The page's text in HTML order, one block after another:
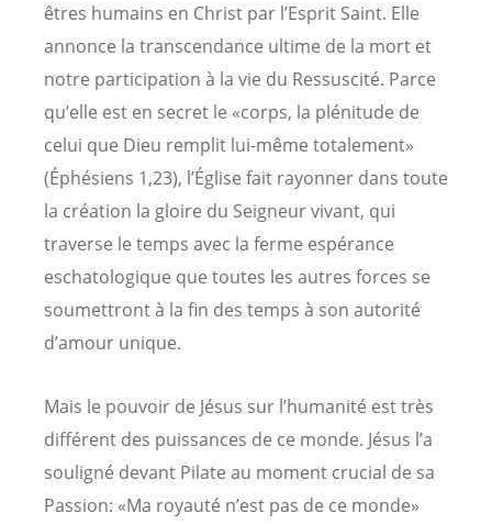
êtres humains en Christ par l’Esprit Saint. Elle
annonce la transcendance ultime de la mort et
notre participation à la vie du Ressuscité. Parce
qu’elle est en secret le «corps, la plénitude de
celui que Dieu remplit lui-même totalement»
(Éphésiens 1,23), l’Église fait rayonner dans toute
la création la gloire du Seigneur vivant, qui
traverse le temps avec la ferme espérance
eschatologique que toutes les autres forces se
soumettront à la fin des temps à son autorité
d’amour unique.
Mais le pouvoir de Jésus sur l’humanité est très
différent des puissances de ce monde. Jésus l’a
souligné devant Pilate au moment crucial de sa
Passion: «Ma royauté n’est pas de ce monde»